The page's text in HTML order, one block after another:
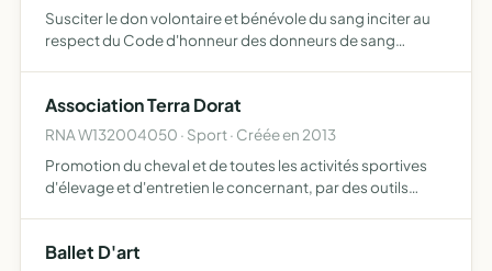
Susciter le don volontaire et bénévole du sang inciter au
respect du Code d'honneur des donneurs de sang
représenter ses adhére…
Association Terra Dorat
RNA W132004050 · Sport · Créée en 2013
Promotion du cheval et de toutes les activités sportives
d'élevage et d'entretien le concernant, par des outils
…
Ballet D'art